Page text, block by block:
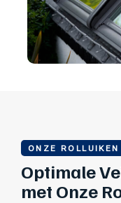
ONZE ROLLUIKEN
Optimale
met Onze